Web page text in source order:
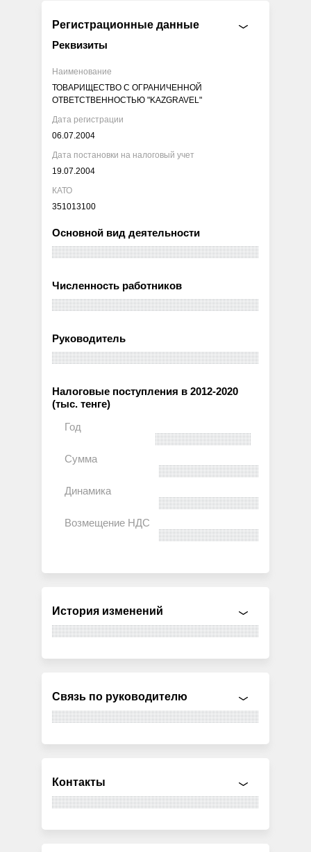
Регистрационные данные
Реквизиты
Наименование
ТОВАРИЩЕСТВО С ОГРАНИЧЕННОЙ
ОТВЕТСТВЕННОСТЬЮ "KAZGRAVEL"
Дата регистрации
06.07.2004
Дата постановки на налоговый учет
19.07.2004
КАТО
351013100
Основной вид деятельности
Численность работников
Руководитель
Налоговые поступления в 2012-2020
(тыс. тенге)
История изменений
Связь по руководителю
Контакты